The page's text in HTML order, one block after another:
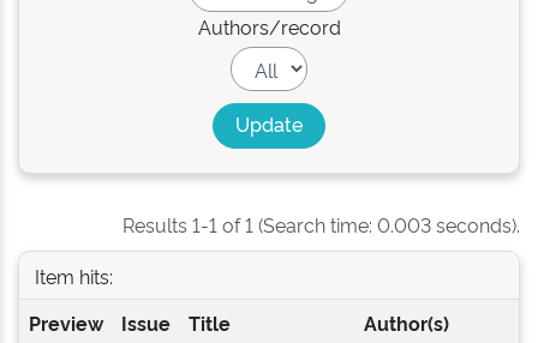
Authors/record
Results 1-1 of 1 (Search time: 0.003 seconds).
Item hits:
Preview
Issue
Title Author(s)